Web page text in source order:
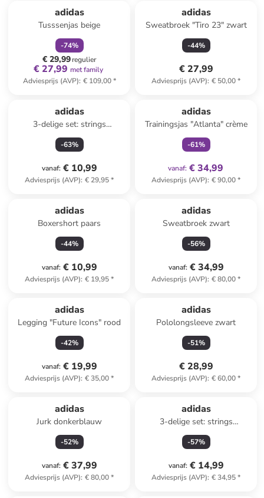
adidas
Tusssenjas beige
-74%
€ 29,99regulier
€ 27,99 met family
Adviesprijs (AVP): € 109,00*
adidas
Sweatbroek "Tiro 23" zwart
-44%
€ 27,99
Adviesprijs (AVP): € 50,00*
adidas
3-delige set: strings
lichtroze/turquoise/zwart
-63%
vanaf: € 10,99
Adviesprijs (AVP): € 29,95*
adidas
Trainingsjas "Atlanta" crème
-61%
vanaf: € 34,99
Adviesprijs (AVP): € 90,00*
adidas
Boxershort paars
-44%
vanaf: € 10,99
Adviesprijs (AVP): € 19,95*
adidas
Sweatbroek zwart
-56%
vanaf: € 34,99
Adviesprijs (AVP): € 80,00*
adidas
Legging "Future Icons" rood
-42%
vanaf: € 19,99
Adviesprijs (AVP): € 35,00*
adidas
Pololongsleeve zwart
-51%
€ 28,99
Adviesprijs (AVP): € 60,00*
adidas
Jurk donkerblauw
-52%
vanaf: € 37,99
Adviesprijs (AVP): € 80,00*
adidas
3-delige set: strings
paars/lichtblauw/grijs
-57%
vanaf: € 14,99
Adviesprijs (AVP): € 34,95*